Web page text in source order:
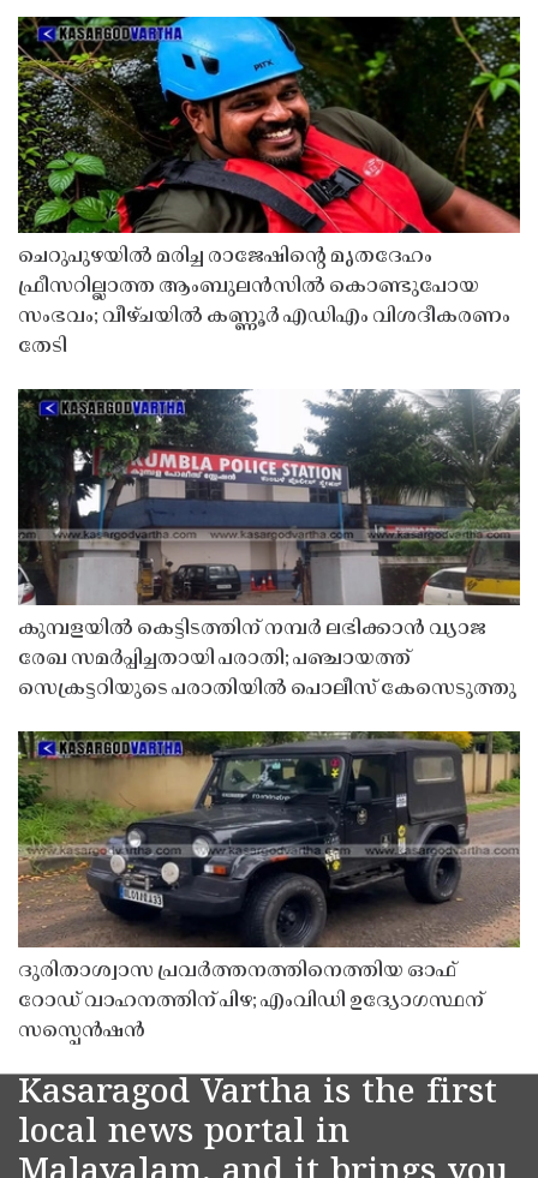
ചെറുപുഴയിൽ മരിച്ച രാജേഷിൻ്റെ മൃതദേഹം
ഫ്രീസറില്ലാത്ത ആംബുലൻസിൽ കൊണ്ടുപോയ
സംഭവം; വീഴ്ചയിൽ കണ്ണൂർ എഡിഎം വിശദീകരണം
തേടി
കുമ്പളയിൽ കെട്ടിടത്തിന് നമ്പർ ലഭിക്കാൻ വ്യാജ
രേഖ സമർപ്പിച്ചതായി പരാതി; പഞ്ചായത്ത്
സെക്രട്ടറിയുടെ പരാതിയിൽ പൊലീസ് കേസെടുത്തു
ദുരിതാശ്വാസ പ്രവർത്തനത്തിനെത്തിയ ഓഫ്
റോഡ് വാഹനത്തിന് പിഴ; എംവിഡി ഉദ്യോഗസ്ഥന്
സസ്പെൻഷൻ
Kasaragod Vartha is the first
local news portal in